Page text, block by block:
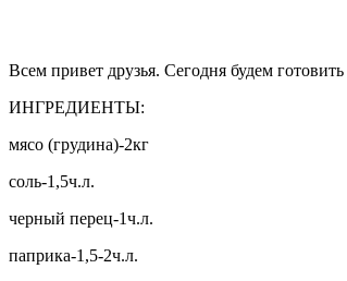
Всем привет друзья. Сегодня будем
ИНГРЕДИЕНТЫ:
мясо (грудина)-2кг
соль-1,5ч.л.
черный перец-1ч.л.
паприка-1,5-2ч.л.